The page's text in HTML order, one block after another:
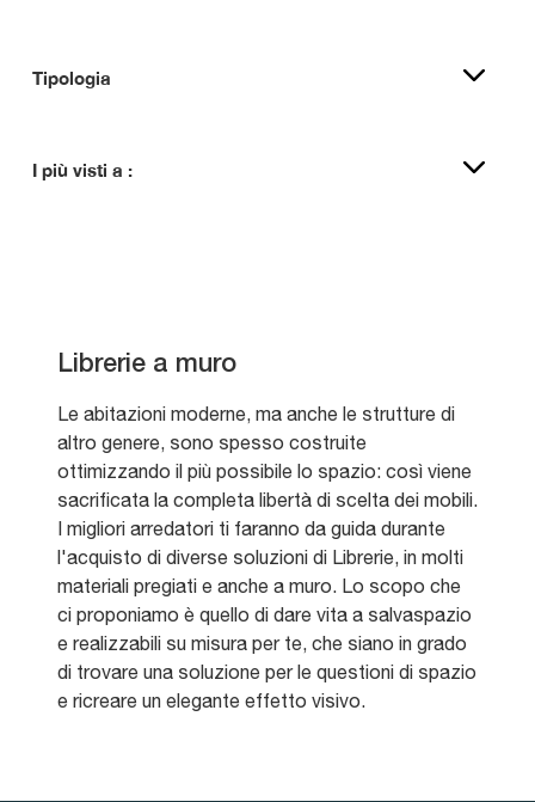
Tipologia
I più visti a :
Librerie a muro
Le abitazioni moderne, ma anche le strutture di
altro genere, sono spesso costruite
ottimizzando il più possibile lo spazio: così viene
sacrificata la completa libertà di scelta dei mobili.
I migliori arredatori ti faranno da guida durante
l'acquisto di diverse soluzioni di Librerie, in molti
materiali pregiati e anche a muro. Lo scopo che
ci proponiamo è quello di dare vita a salvaspazio
e realizzabili su misura per te, che siano in grado
di trovare una soluzione per le questioni di spazio
e ricreare un elegante effetto visivo.